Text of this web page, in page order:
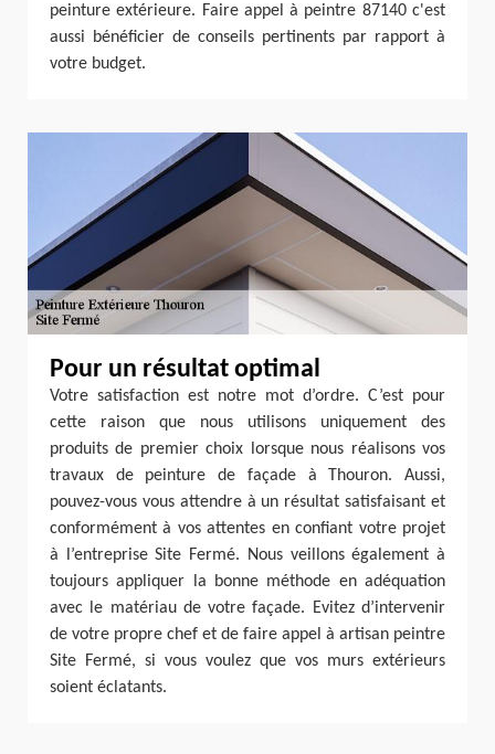
peinture extérieure. Faire appel à peintre 87140 c'est
aussi bénéficier de conseils pertinents par rapport à
votre budget.
Pour un résultat optimal
Votre satisfaction est notre mot d’ordre. C’est pour
cette raison que nous utilisons uniquement des
produits de premier choix lorsque nous réalisons vos
travaux de peinture de façade à Thouron. Aussi,
pouvez-vous vous attendre à un résultat satisfaisant et
conformément à vos attentes en confiant votre projet
à l’entreprise Site Fermé. Nous veillons également à
toujours appliquer la bonne méthode en adéquation
avec le matériau de votre façade. Evitez d’intervenir
de votre propre chef et de faire appel à artisan peintre
Site Fermé, si vous voulez que vos murs extérieurs
soient éclatants.